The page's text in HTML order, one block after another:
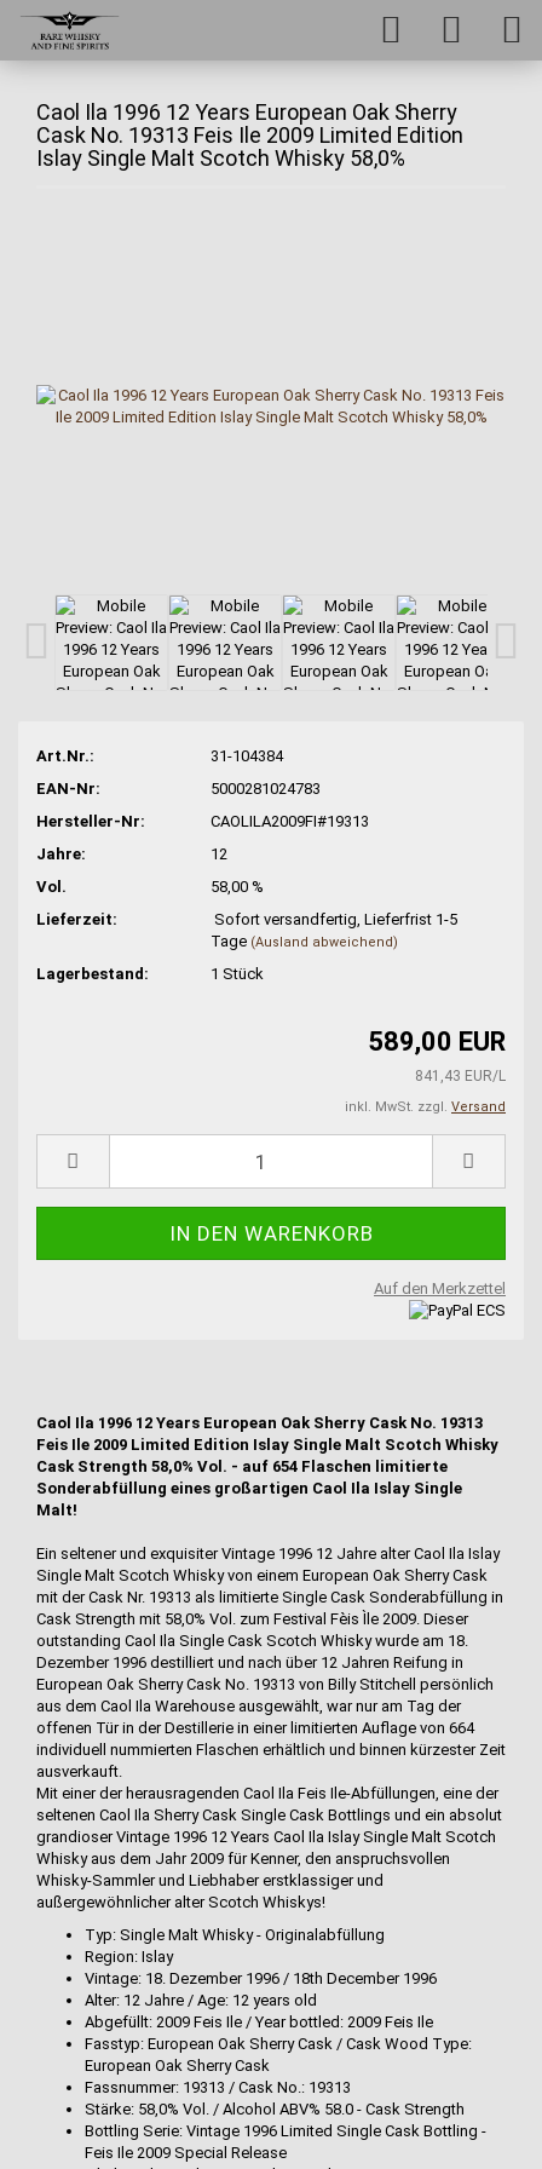
Caol Ila 1996 12 Years European Oak Sherry
Cask No. 19313 Feis Ile 2009 Limited Edition
Islay Single Malt Scotch Whisky 58,0%
Art.Nr.:
31-104384
EAN-Nr:
5000281024783
Hersteller-Nr:
CAOLILA2009FI#19313
Jahre:
12
Vol.
58,00 %
Lieferzeit:
Sofort versandfertig, Lieferfrist 1-5
Tage (Ausland abweichend)
Lagerbestand: 1Stück
589,00 EUR
841,43 EUR/L
inkl. MwSt. zzgl. Versand
Auf den Merkzettel
Caol Ila 1996 12 Years European Oak Sherry Cask No. 19313
Feis Ile 2009 Limited Edition Islay Single Malt Scotch Whisky
Cask Strength 58,0% Vol. - auf 654 Flaschen limitierte
Sonderabfüllung eines großartigen Caol Ila Islay Single
Malt!
Ein seltener und exquisiter Vintage 1996 12 Jahre alter Caol Ila Islay
Single Malt Scotch Whisky von einem European Oak Sherry Cask
mit der Cask Nr. 19313 als limitierte Single Cask Sonderabfüllung in
Cask Strength mit 58,0% Vol. zum Festival Fèis Ìle 2009. Dieser
outstanding Caol Ila Single Cask Scotch Whisky wurde am 18.
Dezember 1996 destilliert und nach über 12 Jahren Reifung in
European Oak Sherry Cask No. 19313 von Billy Stitchell persönlich
aus dem Caol Ila Warehouse ausgewählt, war nur am Tag der
offenen Tür in der Destillerie in einer limitierten Auflage von 664
individuell nummierten Flaschen erhältlich und binnen kürzester Zeit
ausverkauft.
Mit einer der herausragenden Caol Ila Feis Ile-Abfüllungen, eine der
seltenen Caol Ila Sherry Cask Single Cask Bottlings und ein absolut
grandioser Vintage 1996 12 Years Caol Ila Islay Single Malt Scotch
Whisky aus dem Jahr 2009 für Kenner, den anspruchsvollen
Whisky-Sammler und Liebhaber erstklassiger und
außergewöhnlicher alter Scotch Whiskys!
Typ: Single Malt Whisky - Originalabfüllung
Region: Islay
Vintage: 18. Dezember 1996 / 18th December 1996
Alter: 12 Jahre / Age: 12 years old
Abgefüllt: 2009 Feis Ile / Year bottled: 2009 Feis Ile
Fasstyp: European Oak Sherry Cask / Cask Wood Type:
European Oak Sherry Cask
Fassnummer: 19313 / Cask No.: 19313
Stärke: 58,0% Vol. / Alcohol ABV% 58.0 - Cask Strength
Bottling Serie: Vintage 1996 Limited Single Cask Bottling -
Feis Ile 2009 Special Release